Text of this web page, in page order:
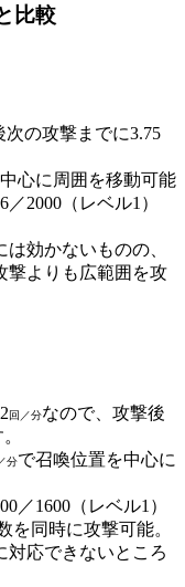
比較
次の攻撃までに3.75
心に周囲を移動可能
2000（レベル1）
は効かないものの、
撃よりも広範囲を攻
回／分なので、攻撃後
分で召喚位置を中心に
／1600（レベル1）
を同時に攻撃可能。
対応できないところ